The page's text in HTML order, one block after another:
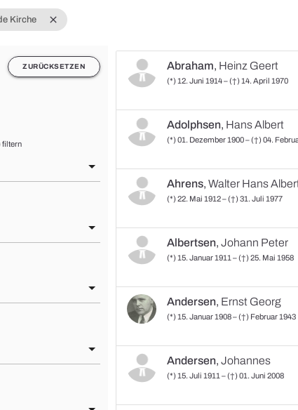
close
Kirche
ZURÜCKSETZEN
filtern
Abraham, Heinz Geert
(*) 12. Juni 1914 – (†) 14. April 1970
Adolphsen, Hans Albert
(*) 01. Dezember 1900 – (†) 04.
Ahrens,Walter Hans
(*) 22. Mai 1912 – (†) 31. Juli 1977
Albertsen,Johann Peter
(*) 15. Januar 1911 – (†) 25. Mai 1958
Andersen, Ernst Georg
(*) 15. Januar 1908 – (†) Februar 1943
Andersen,Johannes
(*) 15. Juli 1911 – (†) 01. Juni 2008